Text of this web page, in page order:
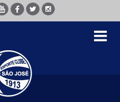
Toggle